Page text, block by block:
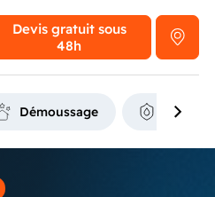
Devis gratuit sous
48h
Démoussage